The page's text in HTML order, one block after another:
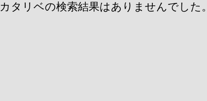
カタリベの検索結果はありませんでした。